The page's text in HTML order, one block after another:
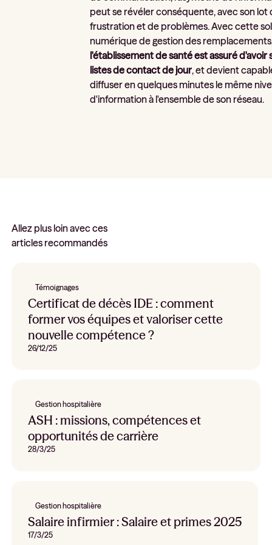
peut se révéler conséquente, avec son lot
frustration et de problèmes. Avec cette
numérique de gestion des
l'établissement de santé est assuré d'avoir
listes de contact de jour, et devient
diffuser en quelques minutes le même
d'information à l'ensemble de son réseau.
Allez plus loin avec ces
articles recommandés
Témoignages
Certificat de décès IDE : comment
former vos équipes et valoriser cette
nouvelle compétence ?
26/12/25
Gestion hospitalière
ASH : missions, compétences et
opportunités de carrière
28/3/25
Gestion hospitalière
Salaire infirmier : Salaire et primes 2025
17/3/25